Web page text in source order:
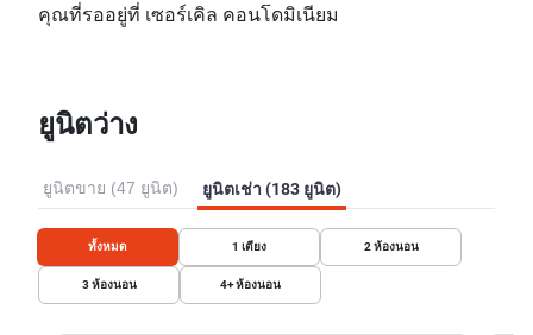
คุณที่รออยู่ที่ เซอร์เคิล คอนโดมิเนียม
ยูนิตว่าง
ยูนิตขาย (47 ยูนิต) ยูนิตเช่า (183 ยูนิต)
ทั้งหมด 1 เตียง 2 ห้องนอน
3 ห้องนอน 4+ห้องนอน